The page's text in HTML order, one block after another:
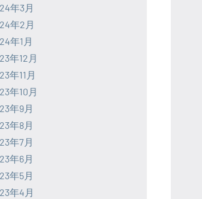
年3月
年2月
年1月
年12月
年11月
年10月
年9月
年8月
年7月
年6月
年5月
年4月